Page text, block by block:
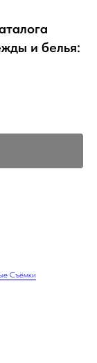
и белья:
Съёмки